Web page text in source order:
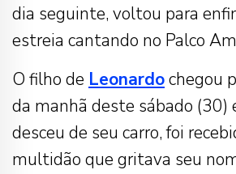
dia seguinte, voltou para
estreia cantando no Palco
O filho de Leonardochegou
da manhã deste sábado (30)
desceu de seu carro, foi
multidão que gritava seu